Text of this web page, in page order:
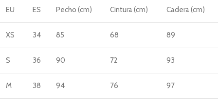
EU ES Pecho (cm) Cintura (cm) Cadera (cm)
XS 34 85 68 89
S 36 90 72 93
M 38 94 76 97